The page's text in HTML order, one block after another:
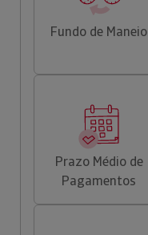
Fundo de Maneio
Prazo Médio de
Pagamentos